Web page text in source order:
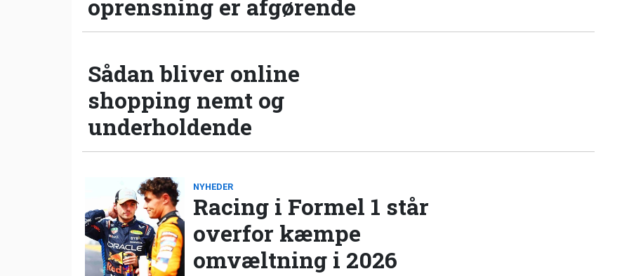
oprensning er afgørende
Sådan bliver online
shopping nemt og
underholdende
NYHEDER
Racing i Formel 1 står
overfor kæmpe
omvæltning i 2026